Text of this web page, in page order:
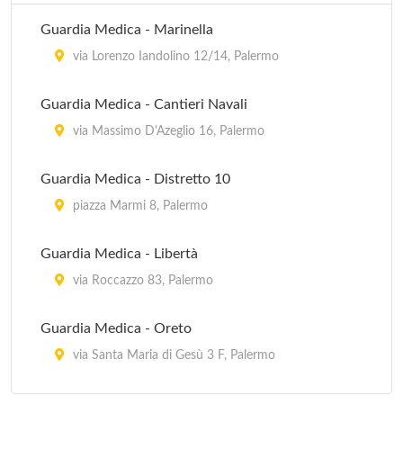
Guardia di Finanza Quarta Compagnia
via Papa Pio X 18, Palermo
viale Michelangelo 2080, Palermo
piazza Pietro Micca 1, Palermo
via Cavour 2, Palermo
Guardia Medica - Marinella
via Lorenzo Iandolino 12/14, Palermo
Guardia Medica - Cantieri Navali
via Massimo D'Azeglio 16, Palermo
Guardia Medica - Distretto 10
piazza Marmi 8, Palermo
Guardia Medica - Libertà
via Roccazzo 83, Palermo
Guardia Medica - Oreto
via Santa Maria di Gesù 3 F, Palermo